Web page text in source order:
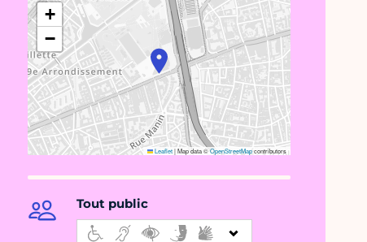
+
−
Leaflet|Map data ©OpenStreetMapcontributors
Tout public